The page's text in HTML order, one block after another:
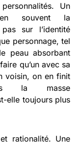
Un
souvent la
sur l’identité
personnage, tel
peau absorbant
qu’un avec sa
voisin, on en finit
la masse
elle toujours plus
rationalité. Une